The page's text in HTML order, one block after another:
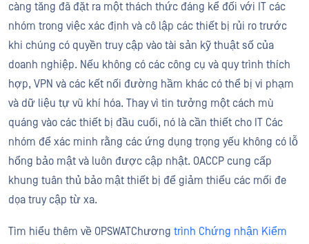
càng tăng đã đặt ra một thách thức đáng kể đối với IT các
nhóm trong việc xác định và cô lập các thiết bị rủi ro trước
khi chúng có quyền truy cập vào tài sản kỹ thuật số của
doanh nghiệp. Nếu không có các công cụ và quy trình thích
hợp, VPN và các kết nối đường hầm khác có thể bị vi phạm
và dữ liệu tự vũ khí hóa. Thay vì tin tưởng một cách mù
quáng vào các thiết bị đầu cuối, nó là cần thiết cho IT Các
nhóm để xác minh rằng các ứng dụng trọng yếu không có lỗ
hổng bảo mật và luôn được cập nhật. OACCP cung cấp
khung tuân thủ bảo mật thiết bị để giảm thiểu các mối đe
dọa truy cập từ xa.
Tìm hiểu thêm về OPSWATChương trình Chứng nhận Kiểm